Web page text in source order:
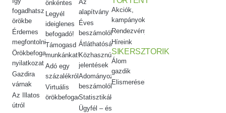
fogadhatsz
örökbe
Érdemes
megfontolni
Örökbefogadói
nyilatkozat
Gazdira
várnak
Az Illatos
útról
önkéntes
Legyél
ideiglenes
befogadó!
Támogasd
munkánkat!
Adó egy
százalékról
Virtuális
örökbefogadás
Az
alapítvány
Éves
beszámolók
Átláthatóság
Közhasznúsági
jelentések
Adományozási
beszámolók
Statisztikák
Ügyfél – és
Akciók,
kampányok
Rendezvényeink
Híreink
SIKERSZTORIK
Álom
gazdik
Elismeréseink